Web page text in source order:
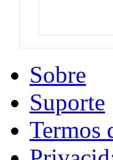
Sobre
Suporte
Termos